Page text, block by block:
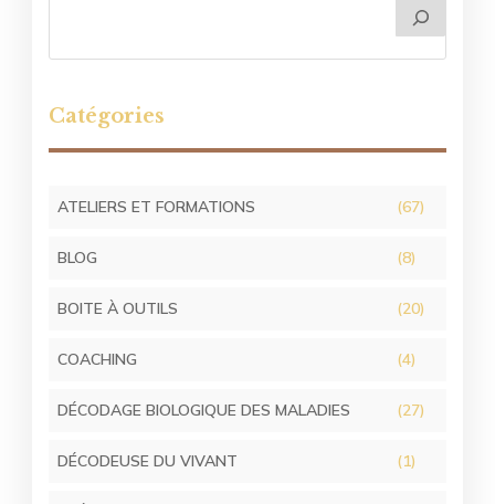
Catégories
ATELIERS ET FORMATIONS (67)
BLOG (8)
BOITE À OUTILS (20)
COACHING (4)
DÉCODAGE BIOLOGIQUE DES MALADIES (27)
DÉCODEUSE DU VIVANT (1)